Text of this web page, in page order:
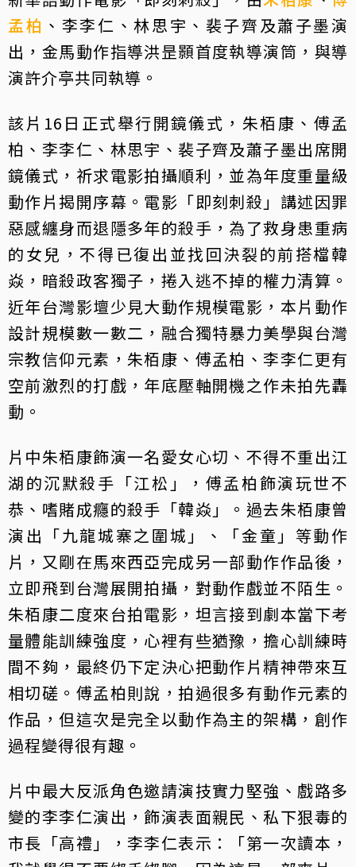
孟柏 、李李仁、林思宇、裴子齊及蕭子墨演
出，金馬動作指導洪昰顥首度執導演筒，與導
演許介亭共同執導。
該片16日正式舉行開鏡儀式，朱栢康、傅孟
柏、李李仁、林思宇、裴子齊及蕭子墨出席開
鏡儀式，祈求電影拍攝順利，並為年度重量級
動作片揭開序幕。電影「即刻刺殺」講述因罪
惡感纏身而退隱多年的殺手，為了救身患重病
的女兒，不得已復出並找回決裂的前搭檔韓
焱，暗殺政客獨子，捲入逃不掉的權力清算。
近年台灣影壇少見大動作規模電影，本片動作
設計規模數一數二，融合獨特暴力美學與台灣
宗教信仰元素，朱栢康、傅孟柏、李李仁更有
空前激烈的打戲，年底壓軸開機之作未拍先轟
動。
片中朱栢康飾演一名愛女心切、不得不重出江
湖的沉默殺手「江松」，傅孟柏飾演玩世不
恭、嗜賭成癮的殺手「韓焱」。過去朱栢康曾
演出「九龍城寨之圍城」、「金童」等動作
片，又剛在馬來西亞完成另一部動作作品後，
立即飛到台灣展開拍攝，對動作戲並不陌生。
朱栢康二度來台拍電影，坦言接到劇本當下考
量體能訓練強度，心裡有些猶豫，擔心訓練時
間不夠，最終仍下定決心把動作片精神帶來互
相切磋。傅孟柏則說，拍過很多有動作元素的
作品，但這次是完全以動作為主的架構，創作
過程變得很有趣。
片中最大反派角色邀請演技實力堅強、戲路多
變的李李仁演出，飾演表面親民、私下狠毒的
市長「高禮」，李李仁表示：「第一次讀本，